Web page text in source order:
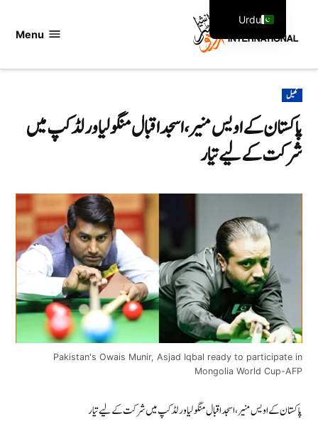
Menu
POSTED
IN
کھیل
پاکستان کے اویس منیر، اسجد اقبال منگولیا ورلڈ کپ میں
شرکت کے لیے تیار
Pakistan's Owais Munir, Asjad Iqbal ready to participate in
Mongolia World Cup-AFP
پاکستان کے اویس منیر، اسجد اقبال منگولیا ورلڈ کپ میں شرکت کے لیے تیار
Urdu
English